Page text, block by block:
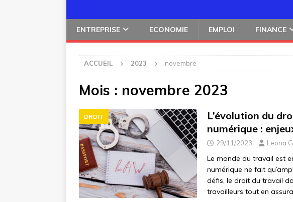
ENTREPRISE ECONOMIE EMPLOI FINANCE
ACCUEIL 2023 novembre
Mois : novembre 2023
DROIT
L’évolution du
numérique :
29/11/2023 Leona
Le monde du travail est
numérique ne fait
défis, le droit du travail
travailleurs tout en